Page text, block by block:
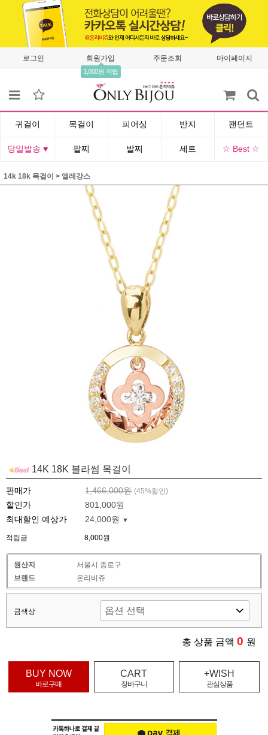
로그인 회원가입
3,000원 적립
주문조회 마이페이지
귀걸이 목걸이 피어싱 반지 팬던트
당일발송 ♥ 팔찌 발찌 세트 ☆ Best ☆
14k 18k 목걸이 > 엘레강스
14K 18K 블라썸 목걸이
판매가 1,466,000원 (45%할인)
할인가
801,000원
최대할인 예상가
24,000원
적립금 8,000원
원산지
서울시 종로구
브랜드
온리비쥬
금색상
총 상품 금액 0 원
BUY NOW
바로구매
CART
장바구니
+WISH
관심상품